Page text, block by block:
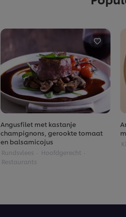
Angusfilet met kastanje
champignons, gerookte tomaat
en balsamicojus
Rundsvlees
Hoofdgerecht
Restaurants